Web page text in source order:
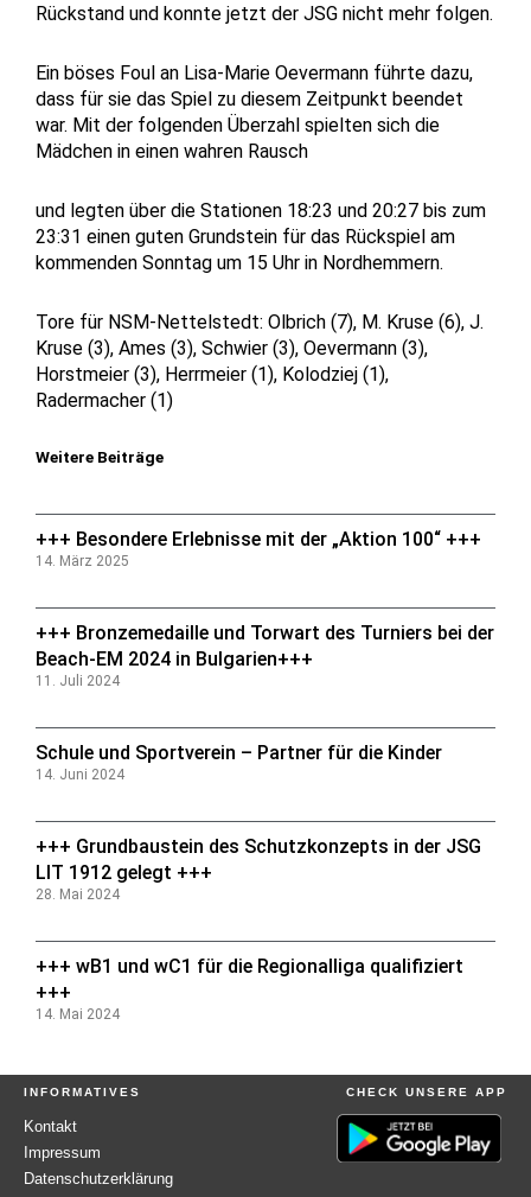
Weitere Beiträge
+++ Besondere Erlebnisse mit der „Aktion 100“ +++
14. März 2025
+++ Bronzemedaille und Torwart des Turniers bei der
Beach-EM 2024 in Bulgarien+++
11. Juli 2024
Schule und Sportverein – Partner für die Kinder
14. Juni 2024
+++ Grundbaustein des Schutzkonzepts in der JSG
LIT 1912 gelegt +++
28. Mai 2024
+++ wB1 und wC1 für die Regionalliga qualifiziert
+++
14. Mai 2024
Rückstand und konnte jetzt der JSG nicht mehr folgen.
Ein böses Foul an Lisa-Marie Oevermann führte dazu,
dass für sie das Spiel zu diesem Zeitpunkt beendet
war. Mit der folgenden Überzahl spielten sich die
Mädchen in einen wahren Rausch
und legten über die Stationen 18:23 und 20:27 bis zum
23:31 einen guten Grundstein für das Rückspiel am
kommenden Sonntag um 15 Uhr in Nordhemmern.
Tore für NSM-Nettelstedt: Olbrich (7), M. Kruse (6), J.
Kruse (3), Ames (3), Schwier (3), Oevermann (3),
Horstmeier (3), Herrmeier (1), Kolodziej (1),
Radermacher (1)
INFORMATIVES
Kontakt
Impressum
Datenschutzerklärung
CHECK UNSERE APP